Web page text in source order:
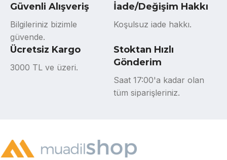
Güvenli Alışveriş
Bilgileriniz bizimle
güvende.
İade/Değişim Hakkı
Koşulsuz iade hakkı.
Ücretsiz Kargo
3000 TL ve üzeri.
Stoktan Hızlı
Gönderim
Saat 17:00'a kadar olan
tüm siparişleriniz.